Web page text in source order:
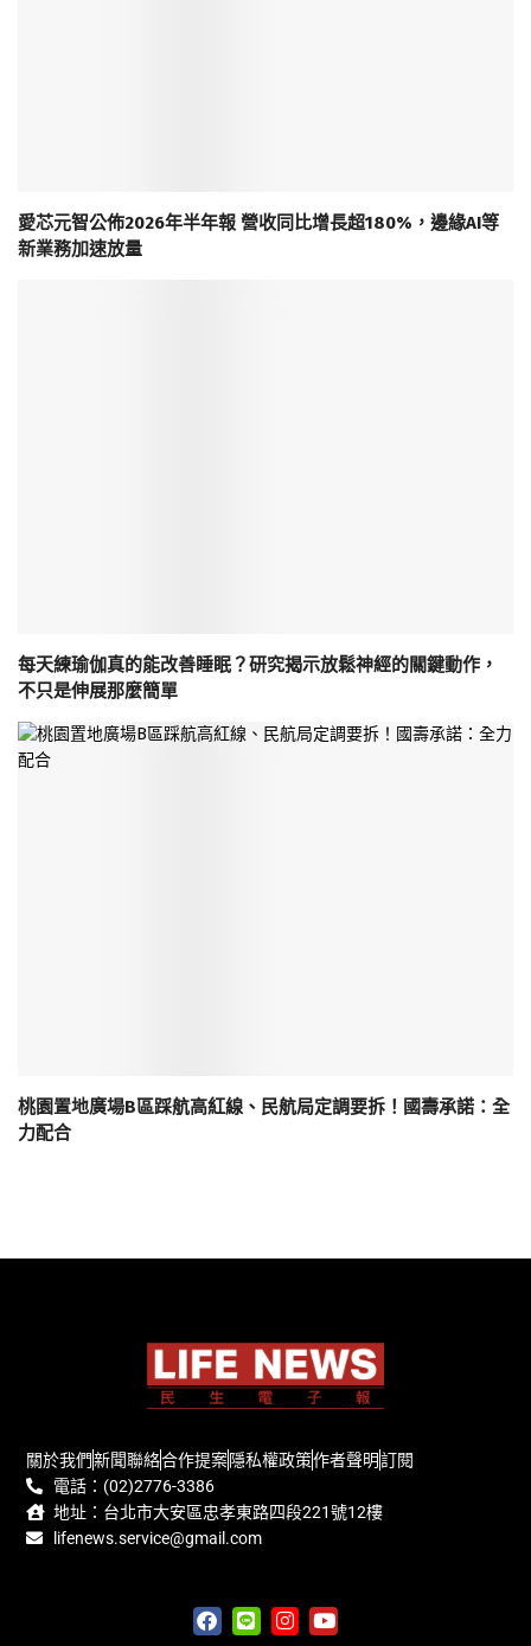
愛芯元智公佈2026年半年報 營收同比增長超180%，邊緣AI等
新業務加速放量
每天練瑜伽真的能改善睡眠？研究揭示放鬆神經的關鍵動作，
不只是伸展那麼簡單
桃園置地廣場B區踩航高紅線、民航局定調要拆！國壽承諾：全
力配合
關於我們新聞聯絡合作提案隱私權政策作者聲明訂閱
電話：(02)2776-3386
地址：台北市大安區忠孝東路四段221號12樓
lifenews.service@gmail.com